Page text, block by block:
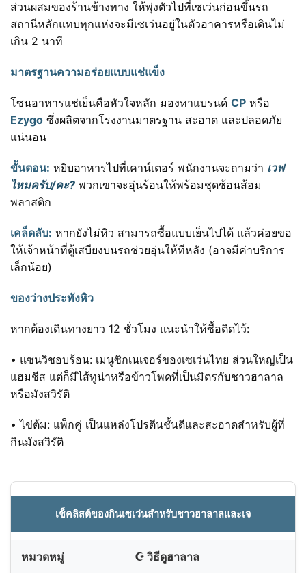
ส่วนผสมของร้านข้างทาง ให้พุ่งตัวไปที่เซเว่นก่อนขึ้นรถ
สถานีหลักแทบทุกแห่งจะมีเซเว่นอยู่ในตัวอาคารหรือเดินไม่
เกิน 2 นาที
มาตรฐานความอร่อยแบบแช่แข็ง
โซนอาหารแช่เย็นคือหัวใจหลัก มองหาแบรนด์ CP หรือ
Ezygo ซึ่งผลิตจากโรงงานมาตรฐาน สะอาด และปลอดภัย
แน่นอน
ขั้นตอน: หยิบอาหารไปที่เคาน์เตอร์ พนักงานจะถามว่า เวฟ
ไหมครับ/คะ? พวกเขาจะอุ่นร้อนให้พร้อมชุดช้อนส้อม
พลาสติก
เคล็ดลับ: หากยังไม่หิว สามารถซื้อแบบเย็นไปได้ แล้วค่อยขอ
ให้เจ้าหน้าที่ตู้เสบียงบนรถช่วยอุ่นให้ทีหลัง (อาจมีค่าบริการ
เล็กน้อย)
ของว่างประทังหิว
หากต้องเดินทางยาว 12 ชั่วโมง แนะนำให้ซื้อติดไว้:
• แซนวิชอบร้อน: เมนูซิกเนเจอร์ของเซเว่นไทย ส่วนใหญ่เป็น
แฮมชีส แต่ก็มีไส้ทูน่าหรือข้าวโพดที่เป็นมิตรกับชาวฮาลาล
หรือมังสวิรัติ
• ไข่ต้ม: แพ็กคู่ เป็นแหล่งโปรตีนชั้นดีและสะอาดสำหรับผู้ที่
กินมังสวิรัติ
เช็คลิสต์ของกินเซเว่นสำหรับชาวฮาลาลและเจ
หมวดหมู่ ☪️ วิธีดูฮาลาล